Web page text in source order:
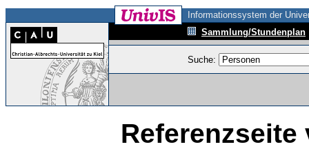
Informationssystem der
Sammlung/Stundenplan
Suche:
Referenzseite